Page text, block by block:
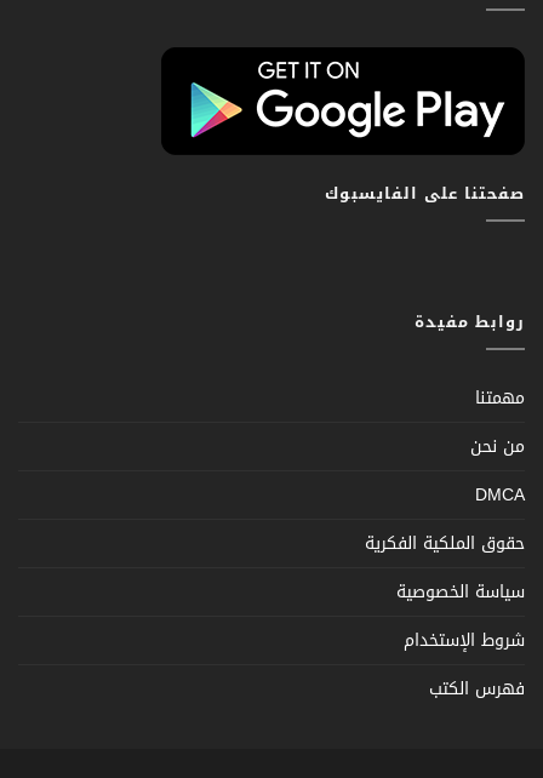
صفحتنا على الفايسبوك
روابط مفيدة
مهمتنا
من نحن
DMCA
حقوق الملكية الفكرية
سياسة الخصوصية
شروط الإستخدام
فهرس الكتب